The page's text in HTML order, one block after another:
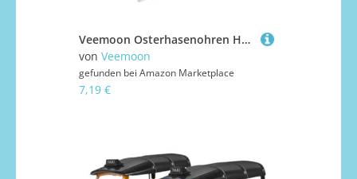
Veemoon Osterhasenohren Haarreif mit Realistischen Blumen Leichter Kopfschmuck für Karneval Party Kostüm und Performance Charmantes Bunny accessoire für Damen
von Veemoon
gefunden bei Amazon Marketplace
7,19 €